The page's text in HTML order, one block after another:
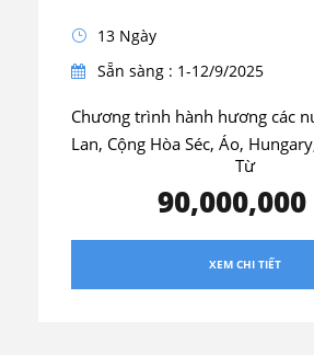
13 Ngày
Sẵn sàng : 1-12/9/2025
Chương trình hành hương các
Lan, Cộng Hòa Séc, Áo,
Từ
XEM CHI TIẾT